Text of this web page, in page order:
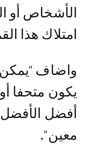
الأشخاص أو
امتلاك هذا
واضاف "يمكن
يكون متحفا
أفضل
معين".